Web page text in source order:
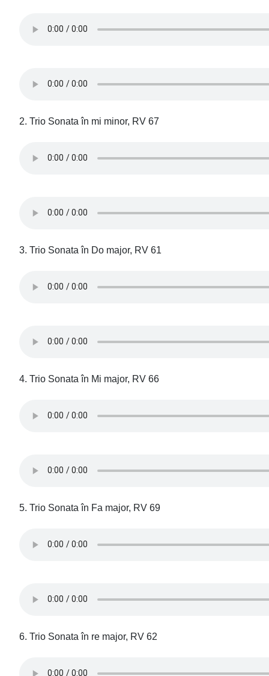
2. Trio Sonata în mi minor, RV 67
3. Trio Sonata în Do major, RV 61
4. Trio Sonata în Mi major, RV 66
5. Trio Sonata în Fa major, RV 69
6. Trio Sonata în re major, RV 62